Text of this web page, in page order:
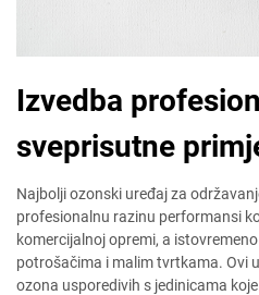
Izvedba
sveprisutne
Najbolji ozonski uređaj za
profesionalnu razinu performansi
komercijalnoj opremi, a
potrošačima i malim tvrtkama. Ovi
ozona usporedivih s jedinicama